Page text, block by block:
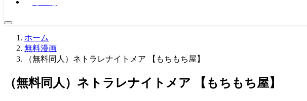
ホーム
無料漫画
（無料同人）ネトラレナイトメア 【もちもち屋】
（無料同人）ネトラレナイトメア 【もちもち屋】